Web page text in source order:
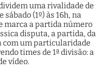
uma rivalidade de
(1º) às 16h, na
marca a partida número
disputa, a partida, da
com um particularidade
times de 1ª divisão: a
vídeo.